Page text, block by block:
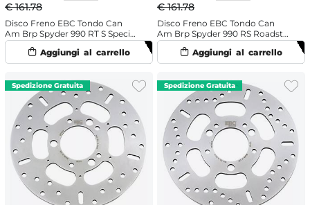
€ 161.78
Disco Freno EBC Tondo Can
Am Brp Spyder 990 RT S Special
Edition (2010-2012) Posteriore
€ 161.78
Disco Freno EBC Tondo Can
Am Brp Spyder 990 RS Roadster
(2010-2012) Posteriore